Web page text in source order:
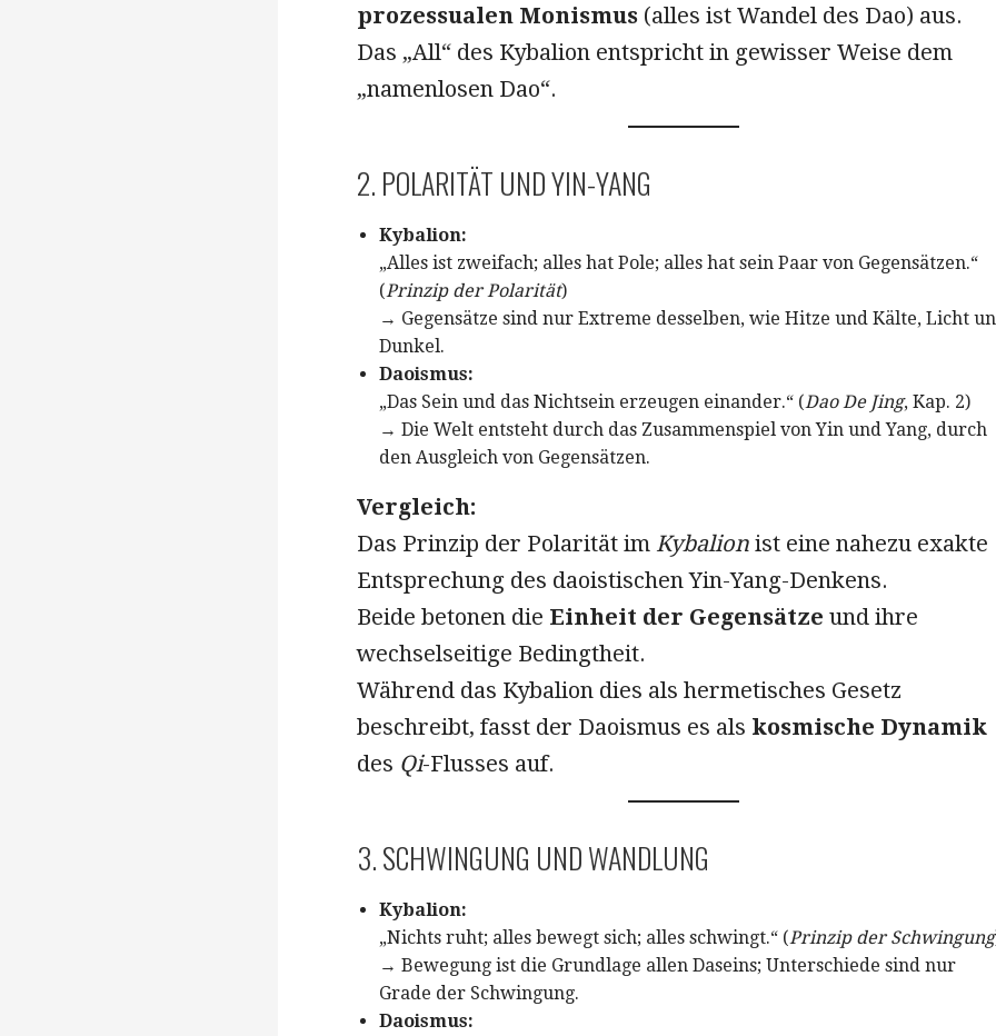
prozessualen Monismus (alles ist Wandel des Dao) aus.
Das „All“ des Kybalion entspricht in gewisser Weise dem
„namenlosen Dao“.
2. POLARITÄT UND YIN-YANG
Kybalion:
„Alles ist zweifach; alles hat Pole; alles hat sein Paar von Gegensätzen.“
(Prinzip der Polarität)
→ Gegensätze sind nur Extreme desselben, wie Hitze und Kälte, Licht
Dunkel.
Daoismus:
„Das Sein und das Nichtsein erzeugen einander.“ (Dao De Jing, Kap. 2)
→ Die Welt entsteht durch das Zusammenspiel von Yin und Yang, durch
den Ausgleich von Gegensätzen.
Vergleich:
Das Prinzip der Polarität im Kybalion ist eine nahezu exakte
Entsprechung des daoistischen Yin-Yang-Denkens.
Beide betonen die Einheit der Gegensätze und ihre
wechselseitige Bedingtheit.
Während das Kybalion dies als hermetisches Gesetz
beschreibt, fasst der Daoismus es als kosmische Dynamik
des Qi-Flusses auf.
3. SCHWINGUNG UND WANDLUNG
Kybalion:
„Nichts ruht; alles bewegt sich; alles schwingt.“ (Prinzip der Schwingung
→ Bewegung ist die Grundlage allen Daseins; Unterschiede sind nur
Grade der Schwingung.
Daoismus: